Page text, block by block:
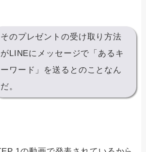
そのプレゼントの受け取り方法
がLINEにメッセージで「あるキ
ーワード」を送るとのことなん
だ。